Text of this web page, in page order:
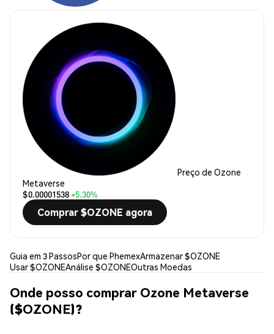
Preço de Ozone
Metaverse
$0.00001538+5.30%
Comprar $OZONE agora
Guia em 3 PassosPor que PhemexArmazenar $OZONE
Usar $OZONEAnálise $OZONEOutras Moedas
Onde posso comprar Ozone Metaverse
($OZONE)?